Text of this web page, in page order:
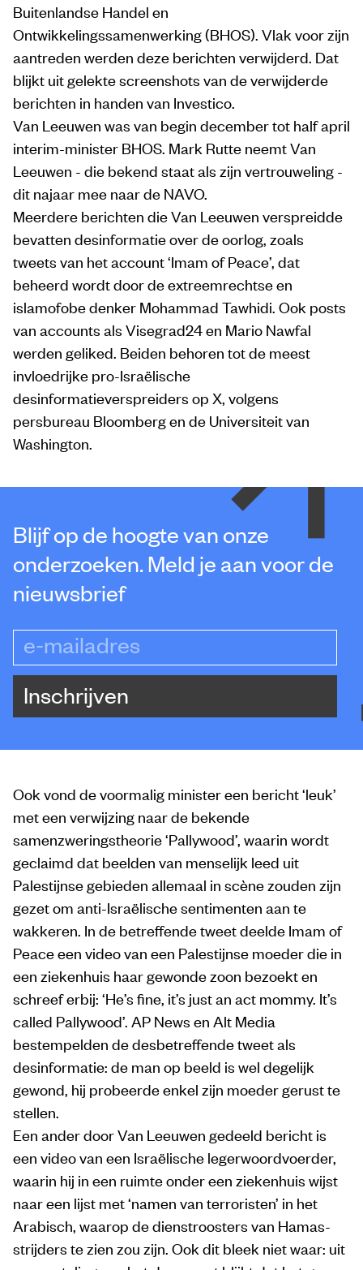
Buitenlandse Handel en
Ontwikkelingssamenwerking (BHOS). Vlak voor zijn
aantreden werden deze berichten verwijderd. Dat
blijkt uit gelekte screenshots van de verwijderde
berichten in handen van Investico.
Van Leeuwen was van begin december tot half april
interim-minister BHOS. Mark Rutte neemt Van
Leeuwen - die bekend staat als zijn vertrouweling -
dit najaar mee naar de NAVO.
Meerdere berichten die Van Leeuwen verspreidde
bevatten desinformatie over de oorlog, zoals
tweets van het account ‘Imam of Peace’, dat
beheerd wordt door de extreemrechtse en
islamofobe denker Mohammad Tawhidi. Ook posts
van accounts als Visegrad24 en Mario Nawfal
werden geliked. Beiden behoren tot de meest
invloedrijke pro-Israëlische
desinformatieverspreiders op X, volgens
persbureau Bloomberg en de Universiteit van
Washington.
Blijf op de hoogte van onze
onderzoeken. Meld je aan voor de
nieuwsbrief
e-mailadres
Inschrijven
Ook vond de voormalig minister een bericht ‘leuk’
met een verwijzing naar de bekende
samenzweringstheorie ‘Pallywood’, waarin wordt
geclaimd dat beelden van menselijk leed uit
Palestijnse gebieden allemaal in scène zouden zijn
gezet om anti-Israëlische sentimenten aan te
wakkeren. In de betreffende tweet deelde Imam of
Peace een video van een Palestijnse moeder die in
een ziekenhuis haar gewonde zoon bezoekt en
schreef erbij: ‘He’s fine, it’s just an act mommy. It’s
called Pallywood’. AP News en Alt Media
bestempelden de desbetreffende tweet als
desinformatie: de man op beeld is wel degelijk
gewond, hij probeerde enkel zijn moeder gerust te
stellen.
Een ander door Van Leeuwen gedeeld bericht is
een video van een Israëlische legerwoordvoerder,
waarin hij in een ruimte onder een ziekenhuis wijst
naar een lijst met ‘namen van terroristen’ in het
Arabisch, waarop de dienstroosters van Hamas-
strijders te zien zou zijn. Ook dit bleek niet waar: uit